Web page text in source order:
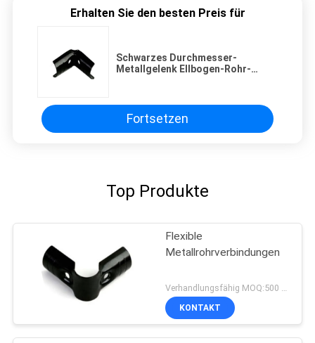
Erhalten Sie den besten Preis für
Schwarzes Durchmesser-
Metallgelenk Ellbogen-Rohr-
Fortsetzen
Top Produkte
Flexible
Metallrohrverbindungen
KONTAKT